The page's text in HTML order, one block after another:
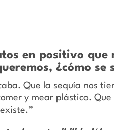
en positivo que
¿cómo se
Que la sequía nos
y mear plástico.